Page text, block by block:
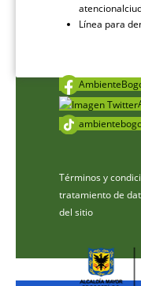
Línea para
Términos y
tratamiento de
del sitio